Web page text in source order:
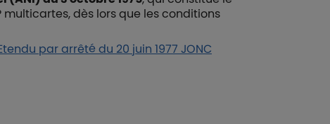
multicartes, dès lors que les conditions
par arrêté du 20 juin 1977 JONC